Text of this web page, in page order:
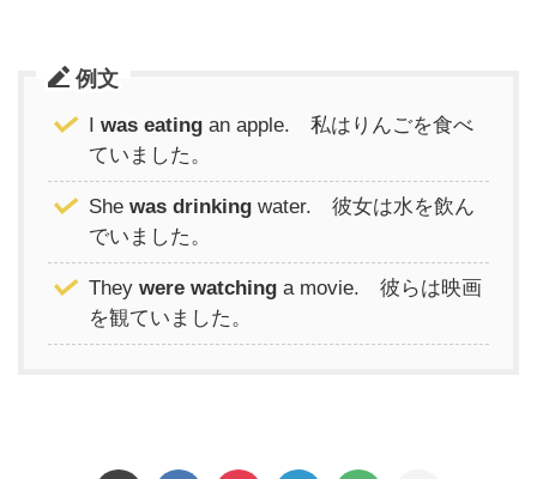
例文
I was eating an apple. 私はりんごを食べ
ていました。
She was drinking water. 彼女は水を飲ん
でいました。
They were watching a movie. 彼らは映画
を観ていました。